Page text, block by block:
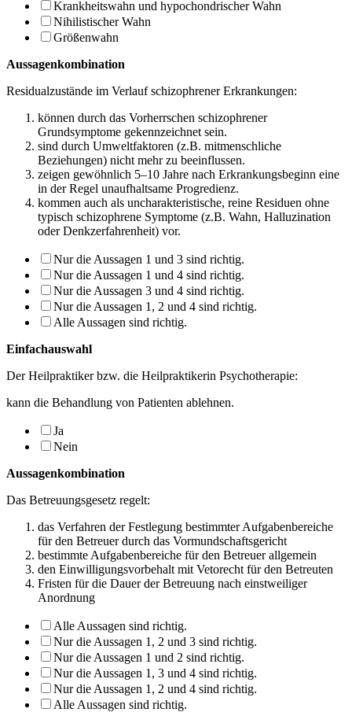
Krankheitswahn und hypochondrischer Wahn
Nihilistischer Wahn
Größenwahn
Aussagenkombination
Residualzustände im Verlauf schizophrener Erkrankungen:
können durch das Vorherrschen schizophrener
Grundsymptome gekennzeichnet sein.
sind durch Umweltfaktoren (z.B. mitmenschliche
Beziehungen) nicht mehr zu beein­flussen.
zeigen gewöhnlich 5–10 Jahre nach Erkrankungsbeginn eine
in der Regel unaufhalt­same Progredienz.
kommen auch als uncharakteristische, reine Residuen ohne
typisch schizophrene Symptome (z.B. Wahn, Halluzination
oder Denkzerfahrenheit) vor.
Nur die Aussagen 1 und 3 sind richtig.
Nur die Aussagen 1 und 4 sind richtig.
Nur die Aussagen 3 und 4 sind richtig.
Nur die Aussagen 1, 2 und 4 sind richtig.
Alle Aussagen sind richtig.
Einfachauswahl
Der Heilpraktiker bzw. die Heilpraktikerin Psychotherapie:
kann die Behandlung von Patienten ablehnen.
Ja
Nein
Aussagenkombination
Das Betreuungsgesetz regelt:
das Verfahren der Festlegung bestimmter Aufgabenbereiche
für den Betreuer durch das Vormundschaftsgericht
bestimmte Aufgabenbereiche für den Betreuer allgemein
den Einwilligungsvorbehalt mit Vetorecht für den Betreuten
Fristen für die Dauer der Betreuung nach einstweiliger
Anordnung
Alle Aussagen sind richtig.
Nur die Aussagen 1, 2 und 3 sind richtig.
Nur die Aussagen 1 und 2 sind richtig.
Nur die Aussagen 1, 3 und 4 sind richtig.
Nur die Aussagen 1, 2 und 4 sind richtig.
Alle Aussagen sind richtig.